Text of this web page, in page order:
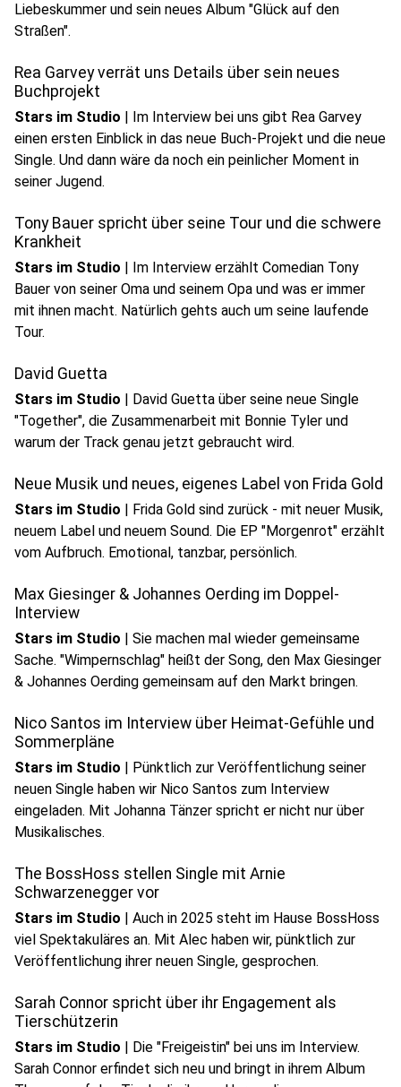
Liebeskummer und sein neues Album "Glück auf den
Straßen".
Rea Garvey verrät uns Details über sein neues
Buchprojekt
Stars im Studio | Im Interview bei uns gibt Rea Garvey
einen ersten Einblick in das neue Buch-Projekt und die neue
Single. Und dann wäre da noch ein peinlicher Moment in
seiner Jugend.
Tony Bauer spricht über seine Tour und die schwere
Krankheit
Stars im Studio | Im Interview erzählt Comedian Tony
Bauer von seiner Oma und seinem Opa und was er immer
mit ihnen macht. Natürlich gehts auch um seine laufende
Tour.
David Guetta
Stars im Studio | David Guetta über seine neue Single
"Together", die Zusammenarbeit mit Bonnie Tyler und
warum der Track genau jetzt gebraucht wird.
play_circle
Neue Musik und neues, eigenes Label von Frida Gold
Stars im Studio | Frida Gold sind zurück - mit neuer Musik,
neuem Label und neuem Sound. Die EP "Morgenrot" erzählt
vom Aufbruch. Emotional, tanzbar, persönlich.
play_circle
Max Giesinger & Johannes Oerding im Doppel-
Interview
Stars im Studio | Sie machen mal wieder gemeinsame
Sache. "Wimpernschlag" heißt der Song, den Max Giesinger
& Johannes Oerding gemeinsam auf den Markt bringen.
play_circleAudio anhören
Nico Santos im Interview über Heimat-Gefühle und
Sommerpläne
Stars im Studio | Pünktlich zur Veröffentlichung seiner
neuen Single haben wir Nico Santos zum Interview
eingeladen. Mit Johanna Tänzer spricht er nicht nur über
Musikalisches.
The BossHoss stellen Single mit Arnie
Schwarzenegger vor
Stars im Studio | Auch in 2025 steht im Hause BossHoss
viel Spektakuläres an. Mit Alec haben wir, pünktlich zur
Veröffentlichung ihrer neuen Single, gesprochen.
play_circleAudio anhören
Sarah Connor spricht über ihr Engagement als
Tierschützerin
Stars im Studio | Die "Freigeistin" bei uns im Interview.
Sarah Connor erfindet sich neu und bringt in ihrem Album